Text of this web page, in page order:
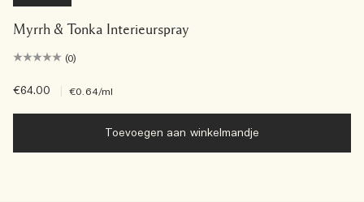
Myrrh & Tonka Interieurspray
(0)
€64.00 €0.64/ml
Toevoegen aan winkelmandje